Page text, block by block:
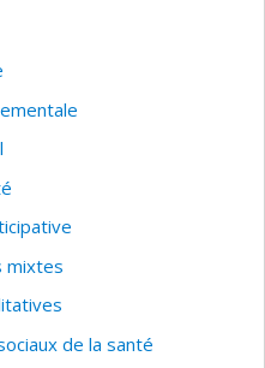
mixtes
de la santé